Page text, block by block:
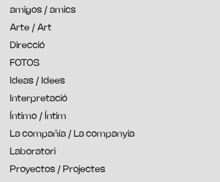
amigos / amics
Arte / Art
Direcció
FOTOS
Ideas / Idees
Interpretació
Íntimo / Íntim
La compañía / La companyia
Laboratori
Proyectos / Projectes